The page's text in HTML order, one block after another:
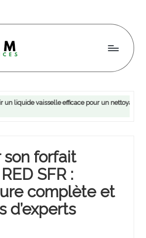
efficace pour un nettoyage optimal de
son forfait
SFR :
complète et
d’experts